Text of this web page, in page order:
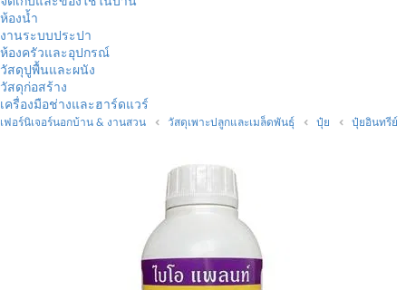
ห้องน้ำ
งานระบบประปา
ห้องครัวและอุปกรณ์
วัสดุปูพื้นและผนัง
วัสดุก่อสร้าง
เครื่องมือช่างและฮาร์ดแวร์
เฟอร์นิเจอร์นอกบ้าน & งานสวน วัสดุเพาะปลูกและเมล็ดพันธุ์ ปุ๋ย ปุ๋ยอินทรีย์